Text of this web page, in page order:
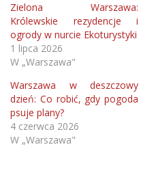
Zielona Warszawa:
Królewskie rezydencje i
ogrody w nurcie Ekoturystyki
1 lipca 2026
W „Warszawa"
Warszawa w deszczowy
dzień: Co robić, gdy pogoda
psuje plany?
4 czerwca 2026
W „Warszawa"